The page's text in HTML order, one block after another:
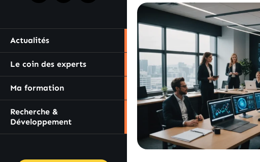
Actualités
Le coin des experts
Ma formation
Recherche &
Développement